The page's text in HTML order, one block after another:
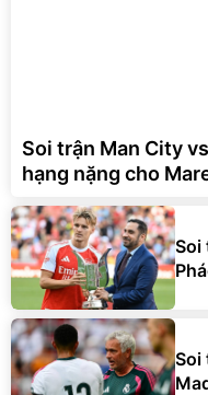
Soi trận Man City
hạng nặng cho
Soi
Soi